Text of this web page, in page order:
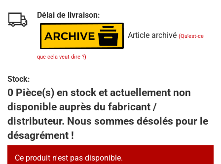
Délai de livraison:
Article archivé (Qu'est-ce
que cela veut dire ?)
Stock:
0 Pièce(s) en stock et actuellement non
disponible auprès du fabricant /
distributeur. Nous sommes désolés pour le
désagrément !
Ce produit n'est pas disponible.